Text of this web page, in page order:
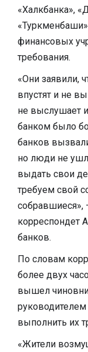
«Халкбанка»,
финансовых
требования.
«Они заявили,
впустят и не
не выслушает
банком было
банков
но люди не
выдать свои
требуем свой
собравшиеся»,
корреспондет
банков.
По словам
более двух
вышел
выполнить их
«Жители